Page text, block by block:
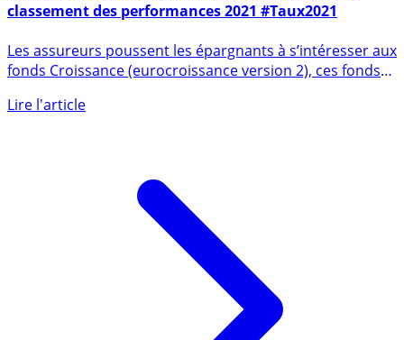
classement des performances 2021 #Taux2021
fonds Croissance (eurocroissance version 2), ces fonds